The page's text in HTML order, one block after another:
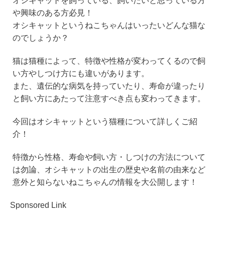
e
c
e
b
o
o
k
tt
er
e
n
や興味のある方必見！
オシキャットというねこちゃんはいったいどんな猫な
のでしょうか？
猫は猫種によって、特徴や性格が変わってくるので飼
い方やしつけ方にも違いがあります。
また、遺伝的な病気を持っていたり、寿命が違ったり
と飼い方にあたって注意すべき点も変わってきます。
今回はオシキャットという猫種について詳しくご紹
介！
特徴から性格、寿命や飼い方・しつけの方法について
は勿論、オシキャットの出生の歴史や名前の由来など
意外と知らないねこちゃんの情報を大公開します！
Sponsored Link